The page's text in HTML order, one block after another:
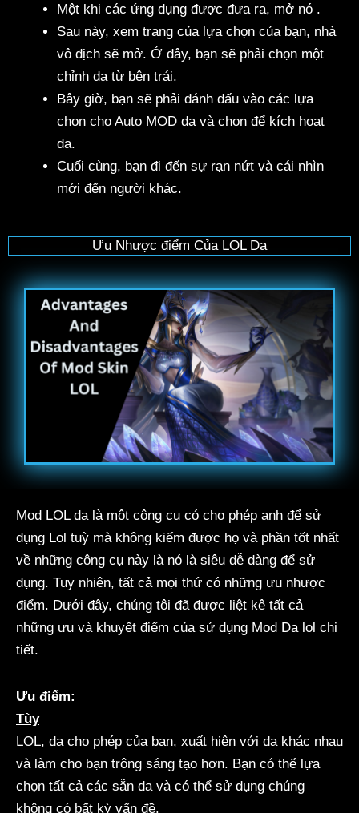
Một khi các ứng dụng được đưa ra, mở nó .
Sau này, xem trang của lựa chọn của bạn, nhà
vô địch sẽ mở. Ở đây, bạn sẽ phải chọn một
chỉnh da từ bên trái.
Bây giờ, bạn sẽ phải đánh dấu vào các lựa
chọn cho Auto MOD da và chọn để kích hoạt
da.
Cuối cùng, bạn đi đến sự rạn nứt và cái nhìn
mới đến người khác.
Ưu Nhược điểm Của LOL Da
Mod LOL da là một công cụ có cho phép anh để sử
dụng Lol tuỳ mà không kiếm được họ và phần tốt nhất
về những công cụ này là nó là siêu dễ dàng để sử
dụng. Tuy nhiên, tất cả mọi thứ có những ưu nhược
điểm. Dưới đây, chúng tôi đã được liệt kê tất cả
những ưu và khuyết điểm của sử dụng Mod Da lol chi
tiết.
Ưu điểm:
Tùy
LOL, da cho phép của bạn, xuất hiện với da khác nhau
và làm cho bạn trông sáng tạo hơn. Bạn có thể lựa
chọn tất cả các sẵn da và có thể sử dụng chúng
không có bất kỳ vấn đề.